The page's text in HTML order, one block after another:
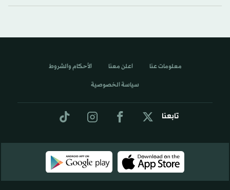
تابعنا
معلومات عنا اعلن معنا الأحكام والشروط
سياسة الخصوصية